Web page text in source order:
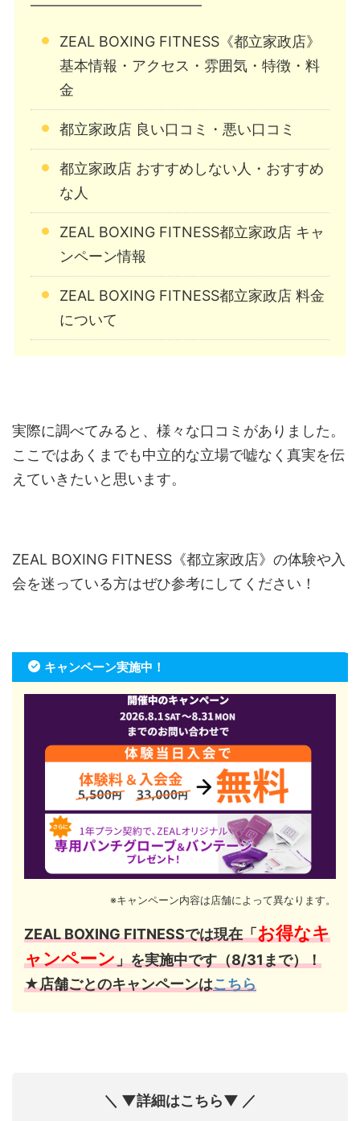
ZEAL BOXING FITNESS《都立家政店》
基本情報・アクセス・雰囲気・特徴・料
金
都立家政店 良い口コミ・悪い口コミ
都立家政店 おすすめしない人・おすすめ
な人
ZEAL BOXING FITNESS都立家政店 キャ
ンペーン情報
ZEAL BOXING FITNESS都立家政店 料金
について
実際に調べてみると、様々な口コミがありました。
ここではあくまでも中立的な立場で嘘なく真実を伝
えていきたいと思います。
ZEAL BOXING FITNESS《都立家政店》の体験や入
会を迷っている方はぜひ参考にしてください！
キャンペーン実施中！
※キャンペーン内容は店舗によって異なります。
ZEAL BOXING FITNESSでは現在「お得なキ
ャンペーン」を実施中です（8/31まで）！
★店舗ごとのキャンペーンはこちら
＼ ▼詳細はこちら▼ ／